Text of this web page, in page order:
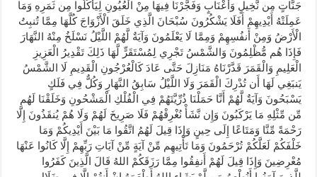
جَنَّاتٍ مِن نَّخِيلٍ وَأَعْنَابٍ وَفَجَّرْنَا فِيهَا مِنْ الْعُيُونِ لِيَأْكُلُوا مِن ثَمَرِهِ وَمَا
عَمِلَتْهُ أَيْدِيهِمْ أَفَلَا يَشْكُرُونَ سُبْحَانَ الَّذِي خَلَقَ الْأَزْوَاجَ كُلَّهَا مِمَّا تُنبِتُ
الْأَرْضُ وَمِنْ أَنفُسِهِمْ وَمِمَّا لَا يَعْلَمُونَ وَآيَةٌ لَّهُمْ اللَّيْلُ نَسْلَخُ مِنْهُ النَّهَارَ
فَإِذَا هُم مُّظْلِمُونَ وَالشَّمْسُ تَجْرِي لِمُسْتَقَرٍّ لَّهَا ذَلِكَ تَقْدِيرُ الْعَزِيزِ
الْعَلِيمِ وَالْقَمَرَ قَدَّرْنَاهُ مَنَازِلَ حَتَّى عَادَ كَالْعُرْجُونِ الْقَدِيمِ لَا الشَّمْسُ
يَنبَغِي لَهَا أَن تُدْرِكَ الْقَمَرَ وَلَا اللَّيْلُ سَابِقُ النَّهَارِ وَكُلٌّ فِي فَلَكٍ
يَسْبَحُونَ وَآيَةٌ لَّهُمْ أَنَّا حَمَلْنَا ذُرِّيَّتَهُمْ فِي الْفُلْكِ الْمَشْحُونِ وَخَلَقْنَا لَهُم
مِّن مِّثْلِهِ مَا يَرْكَبُونَ وَإِن نَّشَأْ نُغْرِقْهُمْ فَلَا صَرِيخَ لَهُمْ وَلَا هُمْ يُنقَذُونَ إِلَّا
رَحْمَةً مِّنَّا وَمَتَاعًا إِلَى حِينٍ وَإِذَا قِيلَ لَهُمُ اتَّقُوا مَا بَيْنَ أَيْدِيكُمْ وَمَا
خَلْفَكُمْ لَعَلَّكُمْ تُرْحَمُونَ وَمَا تَأْتِيهِم مِّنْ آيَةٍ مِّنْ آيَاتِ رَبِّهِمْ إِلَّا كَانُوا عَنْهَا
مُعْرِضِينَ وَإِذَا قِيلَ لَهُمْ أَنفِقُوا مِمَّا رَزَقَكُمْ اللهُ قَالَ الَّذِينَ كَفَرُوا